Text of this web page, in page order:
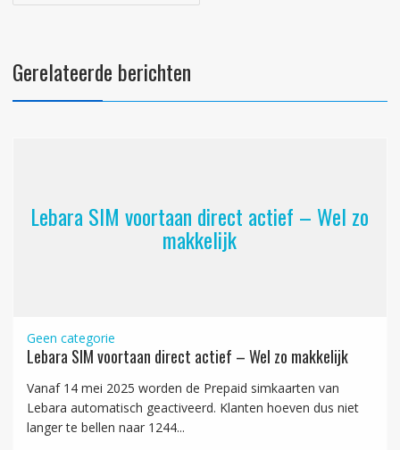
Gerelateerde berichten
Lebara SIM voortaan direct actief – Wel zo
makkelijk
Geen categorie
Lebara SIM voortaan direct actief – Wel zo makkelijk
Vanaf 14 mei 2025 worden de Prepaid simkaarten van
Lebara automatisch geactiveerd. Klanten hoeven dus niet
langer te bellen naar 1244...